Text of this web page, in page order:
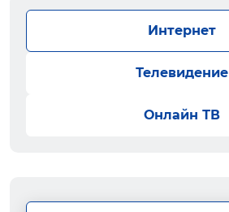
Интернет
Телевидение
Онлайн ТВ